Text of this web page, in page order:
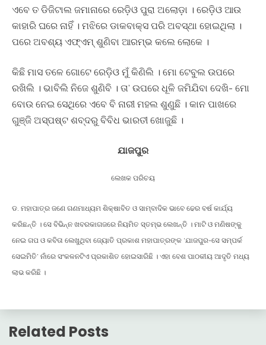
ଏବେ ତ ଡିଜିଟାଲ ଜମାନାରେ ରେଡ଼ିଓ ପୁରା ଅଲୋଡ଼ା । ରେଡ଼ିଓ ଆଉ
କାହାରି ଘରେ ନାହିଁ । ମଝିରେ ଡାକବାକ୍ସ ପରି ଅବସ୍ଥା ହୋଇଥିଲା ।
ପରେ ଅବଶ୍ୟ ଏଫ୍ଏମ୍ ଶୁଣିବା ଆରମ୍ଭ କଲେ ଲୋକେ ।
କିଛି ମାସ ତଳେ ଗୋଟେ ରେଡ଼ିଓ ମୁଁ କିଣିଲି । ମୋ ଟେବୁଲ ଉପରେ
ରଖିଲି । ଭାବିଲି ନିଜେ ଶୁଣିବି । ତା’ ଉପରେ ଧୂଳି ଜମିଯିବା ଦେଖି- ମୋ
ବୋଉ ନେଇ ସେଥିରେ ଏବେ ବି ନାରୀ ମହଲ ଶୁଣୁଛି । କାନ ପାଖରେ
ଗୁଞ୍ଜି ଅସ୍ପଷ୍ଟ ଶବ୍ଦରୁ ବିବିଧ ଭାରତୀ ଖୋଜୁଛି ।
ଯାଜପୁର
ଲେଖକ ପରିଚୟ
ଡ. ମହାପାତ୍ର ଜଣେ ଗଣମାଧ୍ୟମ ଶିକ୍ଷାବିତ ଓ ସାମ୍ବାଦିକ ଭାବେ ଢେର ବର୍ଷ କାର୍ଯ୍ୟ
କରିଛନ୍ତି । ସେ ବିଭିନ୍ନ ଖବରକାଗଜରେ ନିୟମିତ ସ୍ତମ୍ଭ ଲେଖନ୍ତି । ମାଟି ଓ ମଣିଷଙ୍କୁ
ନେଇ ଗପ ଓ କବିତା ଲେଖୁଥିବା ଜ୍ୟୋତି ପ୍ରକାଶ ମହାପାତ୍ରଙ୍କ ‘ଯାଜପୁର-ସେ ସମ୍ପର୍କ
ସେଇମିତି’ ନାଁରେ ସଂକଳନଟିଏ ପ୍ରକାଶିତ ହୋଇସାରିଛି । ଏହା ବେଶ ପାଠକୀୟ ଆଦୃତି ମଧ୍ୟ
ଲାଭ କରିଛି ।
Related Posts